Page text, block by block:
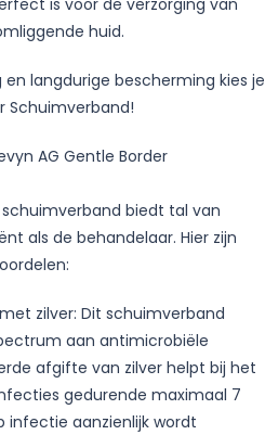
is voor de verzorging van
huid.
langdurige bescherming kies je
Schuimverband!
AG Gentle Border
schuimverband biedt tal van
als de behandelaar. Hier zijn
zilver: Dit schuimverband
aan antimicrobiële
afgifte van zilver helpt bij het
gedurende maximaal 7
infectie aanzienlijk wordt